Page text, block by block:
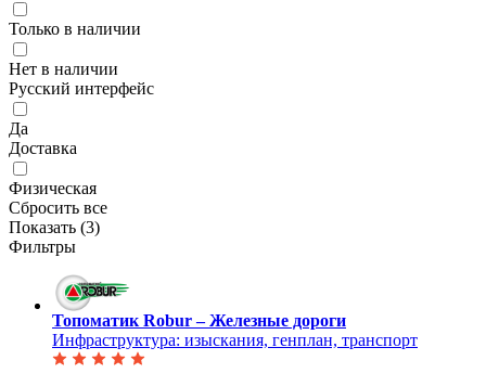
Только в наличии
Нет в наличии
Русский интерфейс
Да
Доставка
Физическая
Сбросить все
Показать (3)
Фильтры
Топоматик Robur – Железные дороги
Инфраструктура: изыскания, генплан, транспорт